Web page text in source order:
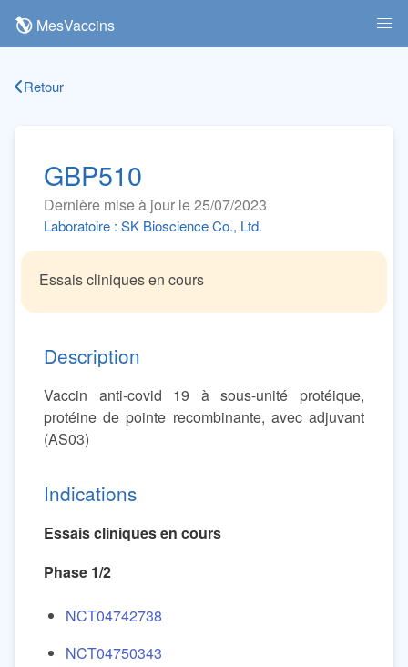
MesVaccins
Retour
GBP510
Dernière mise à jour le 25/07/2023
Laboratoire : SK Bioscience Co., Ltd.
Essais cliniques en cours
Description
Vaccin anti-covid 19 à sous-unité protéique,
protéine de pointe recombinante, avec adjuvant
(AS03)
Indications
Essais cliniques en cours
Phase 1/2
NCT04742738
NCT04750343